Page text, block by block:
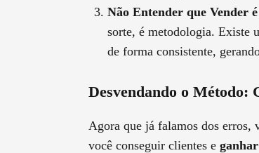
Não Entender que Vender
sorte, é metodologia. Existe
de forma consistente,
Desvendando o
Agora que já falamos dos erros,
você conseguir clientes e